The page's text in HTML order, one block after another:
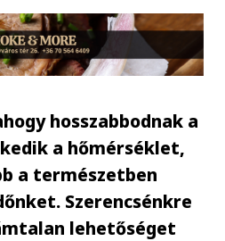
hosszabbodnak a
a hőmérséklet,
a természetben
Szerencsénkre
lehetőséget